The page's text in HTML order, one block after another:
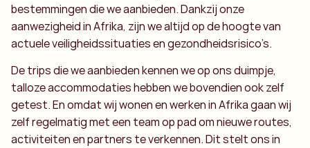
bestemmingen die we aanbieden. Dankzij onze
aanwezigheid in Afrika, zijn we altijd op de hoogte van
actuele veiligheidssituaties en gezondheidsrisico’s.
De trips die we aanbieden kennen we op ons duimpje,
talloze accommodaties hebben we bovendien ook zelf
getest. En omdat wij wonen en werken in Afrika gaan wij
zelf regelmatig met een team op pad om nieuwe routes,
activiteiten en partners te verkennen. Dit stelt ons in